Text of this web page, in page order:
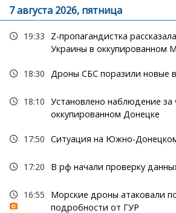
7 августа 2026, пятница
19:33
Z-пропагандистка
Украины в оккупированном
18:30 Дроны СБС поразили новые
18:10 Установлено наблюдение
оккупированном Донецке
17:50 Ситуация на Южно-
17:20 В рф начали проверку
16:55
Морские дроны атаковали
подробности от ГУР